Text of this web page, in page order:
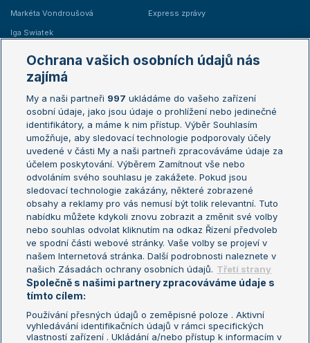
Markéta Vondroušová
Iga Swiatek
Express zprávy
Žebříčky
Žebříček ATP (muži)
Žebříček WTA (ženy)
Sázkařský žebříček
Australian Open
French Open
Wimbledon
US Open
Turnaj mistrů
Turnaj mistryň
Aktualní trendy
Fotbalové přestupy
Livesport Daily
LS Prague Open
Ochrana vašich osobních údajů nás
zajímá
My a naši partneři 997 ukládáme do vašeho zařízení
osobní údaje, jako jsou údaje o prohlížení nebo jedinečné
identifikátory, a máme k nim přístup. Výběr Souhlasím
umožňuje, aby sledovací technologie podporovaly účely
uvedené v části My a naši partneři zpracováváme údaje za
účelem poskytování. Výběrem Zamítnout vše nebo
odvoláním svého souhlasu je zakážete. Pokud jsou
sledovací technologie zakázány, některé zobrazené
obsahy a reklamy pro vás nemusí být tolik relevantní. Tuto
nabídku můžete kdykoli znovu zobrazit a změnit své volby
nebo souhlas odvolat kliknutím na odkaz Řízení předvoleb
ve spodní části webové stránky. Vaše volby se projeví v
našem Internetová stránka. Další podrobnosti naleznete v
našich Zásadách ochrany osobních údajů. Třetí strany
Společně s našimi partnery zpracováváme údaje s
tímto cílem:
Používání přesných údajů o zeměpisné poloze . Aktivní
vyhledávání identifikačních údajů v rámci specifických
vlastností zařízení . Ukládání a/nebo přístup k informacím v